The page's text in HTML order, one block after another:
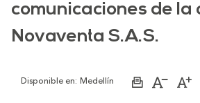
comunicaciones de la
Novaventa S.A.S.
Disponible en: Medellín
Imprimir